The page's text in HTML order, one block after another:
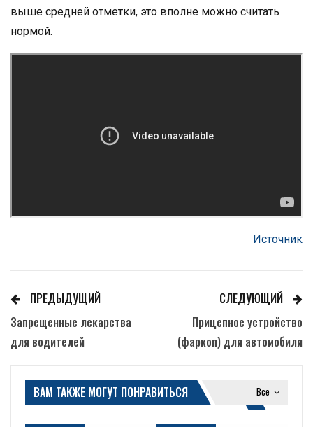
выше средней отметки, это вполне можно считать
нормой.
Источник
ПРЕДЫДУЩИЙ
Запрещенные лекарства
для водителей
СЛЕДУЮЩИЙ
Прицепное устройство
(фаркоп) для автомобиля
Все
ВАМ ТАКЖЕ МОГУТ ПОНРАВИТЬСЯ